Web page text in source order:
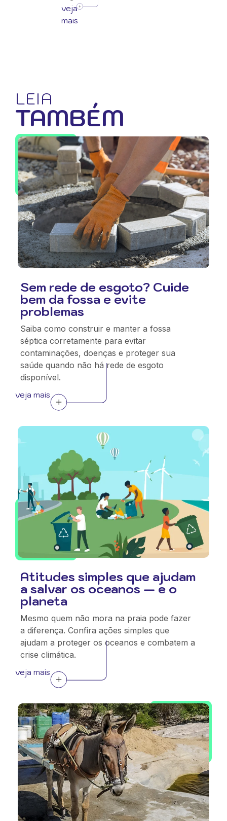
veja
mais
LEIA
TAMBÉM
Sem rede de esgoto? Cuide
bem da fossa e evite
problemas
Saiba como construir e manter a fossa
séptica corretamente para evitar
contaminações, doenças e proteger sua
saúde quando não há rede de esgoto
disponível.
veja mais
Atitudes simples que ajudam
a salvar os oceanos — e o
planeta
Mesmo quem não mora na praia pode fazer
a diferença. Confira ações simples que
ajudam a proteger os oceanos e combatem a
crise climática.
veja mais